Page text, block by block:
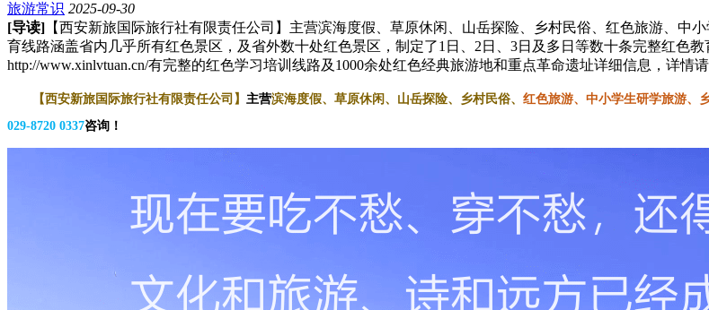
旅游常识 2025-09-30
[导读] 【西安新旅国际旅行社有限责任公司】主营滨海度假、草原休闲、山岳探险、乡村民俗、红色旅游、
育线路涵盖省内几乎所有红色景区，及省外数十处红色景区，制定了1日、2日、3日及多日等数十条完整红色
http://www.xinlvtuan.cn/有完整的红色学习培训线路及1000余处红色经典旅游地和重点革命遗址详细信息，详情请
【西安新旅国际旅行社有限责任公司】 主营滨海度假、草原休闲、山岳探险、乡村民俗、 红色旅游、中小学生研学旅游、
029-8720 0337咨询 ！